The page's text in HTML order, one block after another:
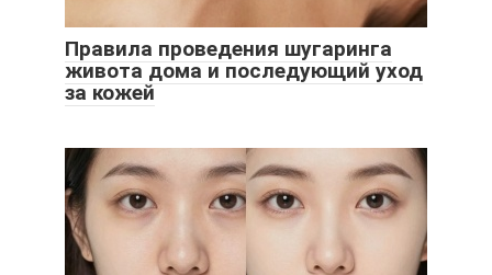
Правила проведения шугаринга
живота дома и последующий уход
за кожей